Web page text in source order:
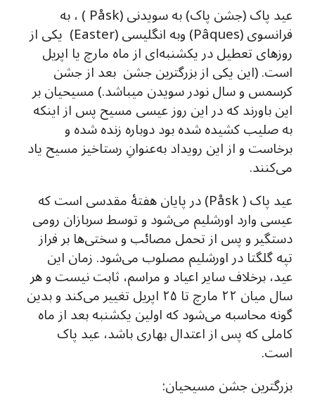
عید پاک (جشن پاک) به سویدنی (Påsk ) ، به
فرانسوی (Pâques) وبه انگلیسی (Easter) یکی از
روزهای تعطیل در یکشنبه‌ای از ماه مارچ یا اپریل
است. (این یکی از بزرگترین جشن بعد از جشن
کرسمس و سال نودر سویدن میباشد.) مسیحیان بر
این باورند که در این روز عیسی مسیح پس از اینکه
به صلیب کشیده شده بود دوباره زنده شده و
برخاست و از این رویداد به‌عنوانِ رستاخیز مسیح یاد
می‌کنند.
عید پاک ( Påsk) در پایان هفتهٔ مقدسی است که
عیسی وارد اورشلیم می‌شود و توسط سربازان رومی
دستگیر و پس از تحمل مصائب و سختی‌ها بر فراز
تپه گلگتا در اورشلیم مصلوب می‌شود. زمان این
عید، برخلاف سایر اعیاد و مراسم، ثابت نیست و هر
سال میان ۲۲ مارچ تا ۲۵ اپریل تغییر می‌کند و بدین
گونه محاسبه می‌شود که اولین یکشنبه بعد از ماه
کاملی که پس از اعتدال بهاری باشد، عید پاک
است.
بزرگترین جشن مسیحیان: